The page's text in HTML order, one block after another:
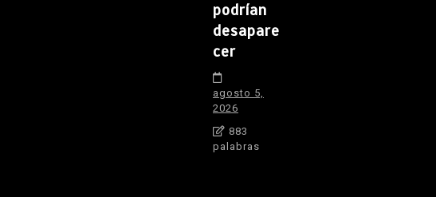
podrían
desapare
cer
agosto 5,
2026
883
palabras